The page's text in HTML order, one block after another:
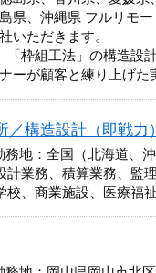
県、沖縄県 フルリモ
いただきます。
枠組工法」の構造設
ーが顧客と練り上げ
構造設計（即戦力）
：全国（北海道、沖
計業務、積算業務、監
校、商業施設、医療福